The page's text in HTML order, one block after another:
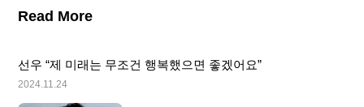
Read More
선우 “제 미래는 무조건 행복했으면 좋겠어요”
2024.11.24